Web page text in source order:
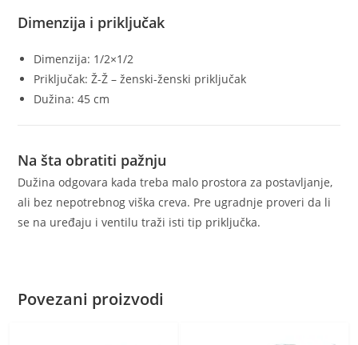
Dimenzija i priključak
Dimenzija: 1/2×1/2
Priključak: Ž-Ž – ženski-ženski priključak
Dužina: 45 cm
Na šta obratiti pažnju
Dužina odgovara kada treba malo prostora za postavljanje,
ali bez nepotrebnog viška creva. Pre ugradnje proveri da li
se na uređaju i ventilu traži isti tip priključka.
Povezani proizvodi